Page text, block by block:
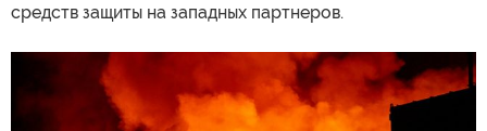
средств защиты на западных партнеров.